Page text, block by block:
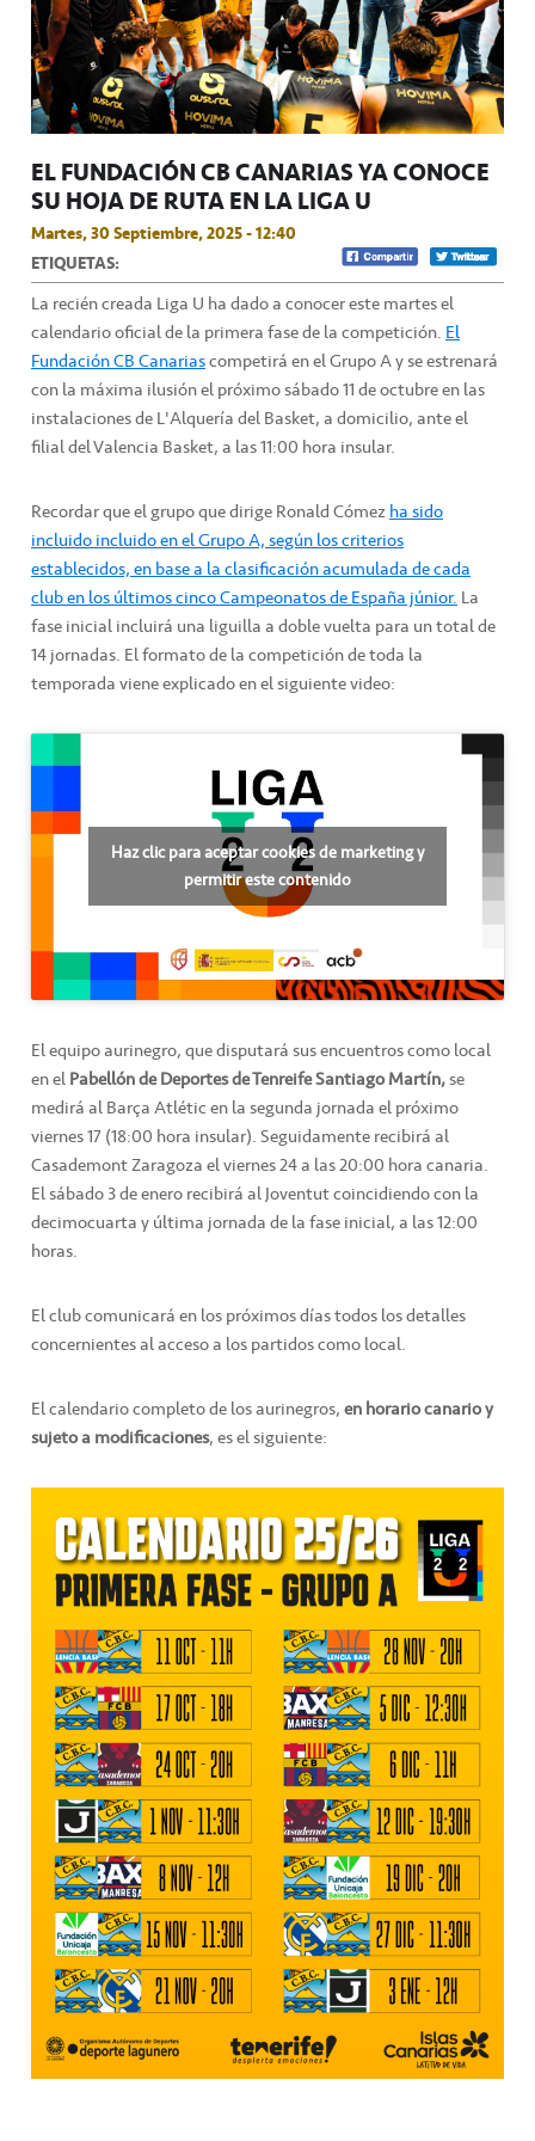
EL FUNDACIÓN CB CANARIAS YA CONOCE
SU HOJA DE RUTA EN LA LIGA U
Martes, 30 Septiembre, 2025 - 12:40
ETIQUETAS:
La recién creada Liga U ha dado a conocer este martes el
calendario oficial de la primera fase de la competición. El
Fundación CB Canariascompetirá en el Grupo A y se estrenará
con la máxima ilusión el próximo sábado 11 de octubre en las
instalaciones de L'Alquería del Basket, a domicilio, ante el
filial del Valencia Basket, a las 11:00 hora insular.
Recordar que el grupo que dirige Ronald Cómezha sido
incluido incluido en el Grupo A, según los criterios
establecidos, en base a la clasificación acumulada de cada
club en los últimos cinco Campeonatos de España júnior. La
fase inicial incluirá una liguilla a doble vuelta para un total de
14 jornadas. El formato de la competición de toda la
temporada viene explicado en el siguiente video:
Haz clic para aceptar cookies de marketing y
permitir este contenido
El equipo aurinegro, que disputará sus encuentros como local
en elPabellón de Deportes de Tenreife Santiago Martín,se
medirá al Barça Atlétic en la segunda jornada el próximo
viernes 17 (18:00 hora insular). Seguidamente recibirá al
Casademont Zaragoza el viernes 24 a las 20:00 hora canaria.
El sábado 3 de enero recibirá al Joventut coincidiendo con la
decimocuarta y última jornada de la fase inicial, a las 12:00
horas.
El club comunicará en los próximos días todos los detalles
concernientes al acceso a los partidos como local.
El calendario completo de los aurinegros,en horario canario y
sujeto a modificaciones, es el siguiente: